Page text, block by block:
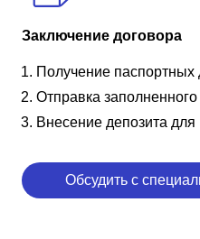
Заключение договора
Получение паспортных
Отправка
Внесение депозита
Обсудить с